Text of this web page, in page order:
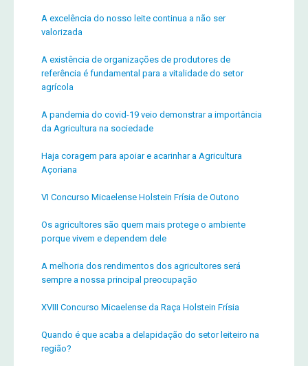
A excelência do nosso leite continua a não ser
valorizada
A existência de organizações de produtores de
referência é fundamental para a vitalidade do setor
agrícola
A pandemia do covid-19 veio demonstrar a importância
da Agricultura na sociedade
Haja coragem para apoiar e acarinhar a Agricultura
Açoriana
VI Concurso Micaelense Holstein Frísia de Outono
Os agricultores são quem mais protege o ambiente
porque vivem e dependem dele
A melhoria dos rendimentos dos agricultores será
sempre a nossa principal preocupação
XVIII Concurso Micaelense da Raça Holstein Frísia
Quando é que acaba a delapidação do setor leiteiro na
região?